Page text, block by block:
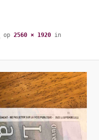
op2560 × 1920 in